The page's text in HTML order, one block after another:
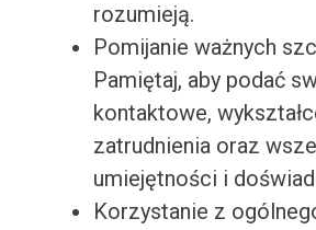
rozumieją.
Pomijanie ważnych
Pamiętaj, aby podać
kontaktowe,
zatrudnienia oraz
umiejętności i
Korzystanie z